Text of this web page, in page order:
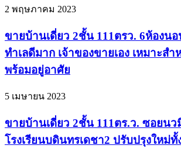
2 พฤษภาคม 2023
ขายบ้านเดี่ยว 2ชั้น 111ตรว. 6ห้องน
ทำเลดีมาก เจ้าของขายเอง เหมาะส
พร้อมอยู่อาศัย
5 เมษายน 2023
ขายบ้านเดี่ยว 2ชั้น 111ตร.ว. ซอยน
โรงเรียนบดินทรเดชา2 ปรับปรุงใหม่